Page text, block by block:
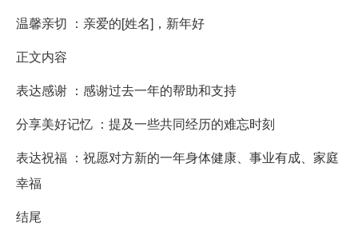
温馨亲切 ：亲爱的[姓名]，新年好
正文内容
表达感谢 ：感谢过去一年的帮助和支持
分享美好记忆 ：提及一些共同经历的难忘时刻
表达祝福 ：祝愿对方新的一年身体健康、事业有成、家庭
幸福
结尾